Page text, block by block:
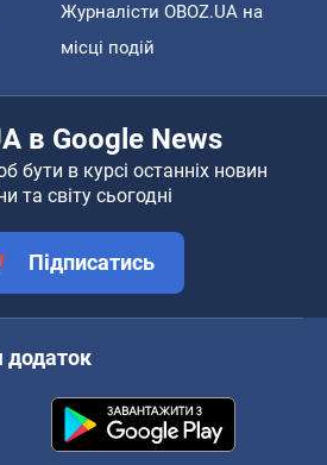
Журналісти OBOZ.UA на
місці подій
в Google News
бути в курсі останніх новин
та світу сьогодні
Підписатись
додаток